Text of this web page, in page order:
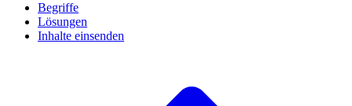
Begriffe
Lösungen
Inhalte einsenden